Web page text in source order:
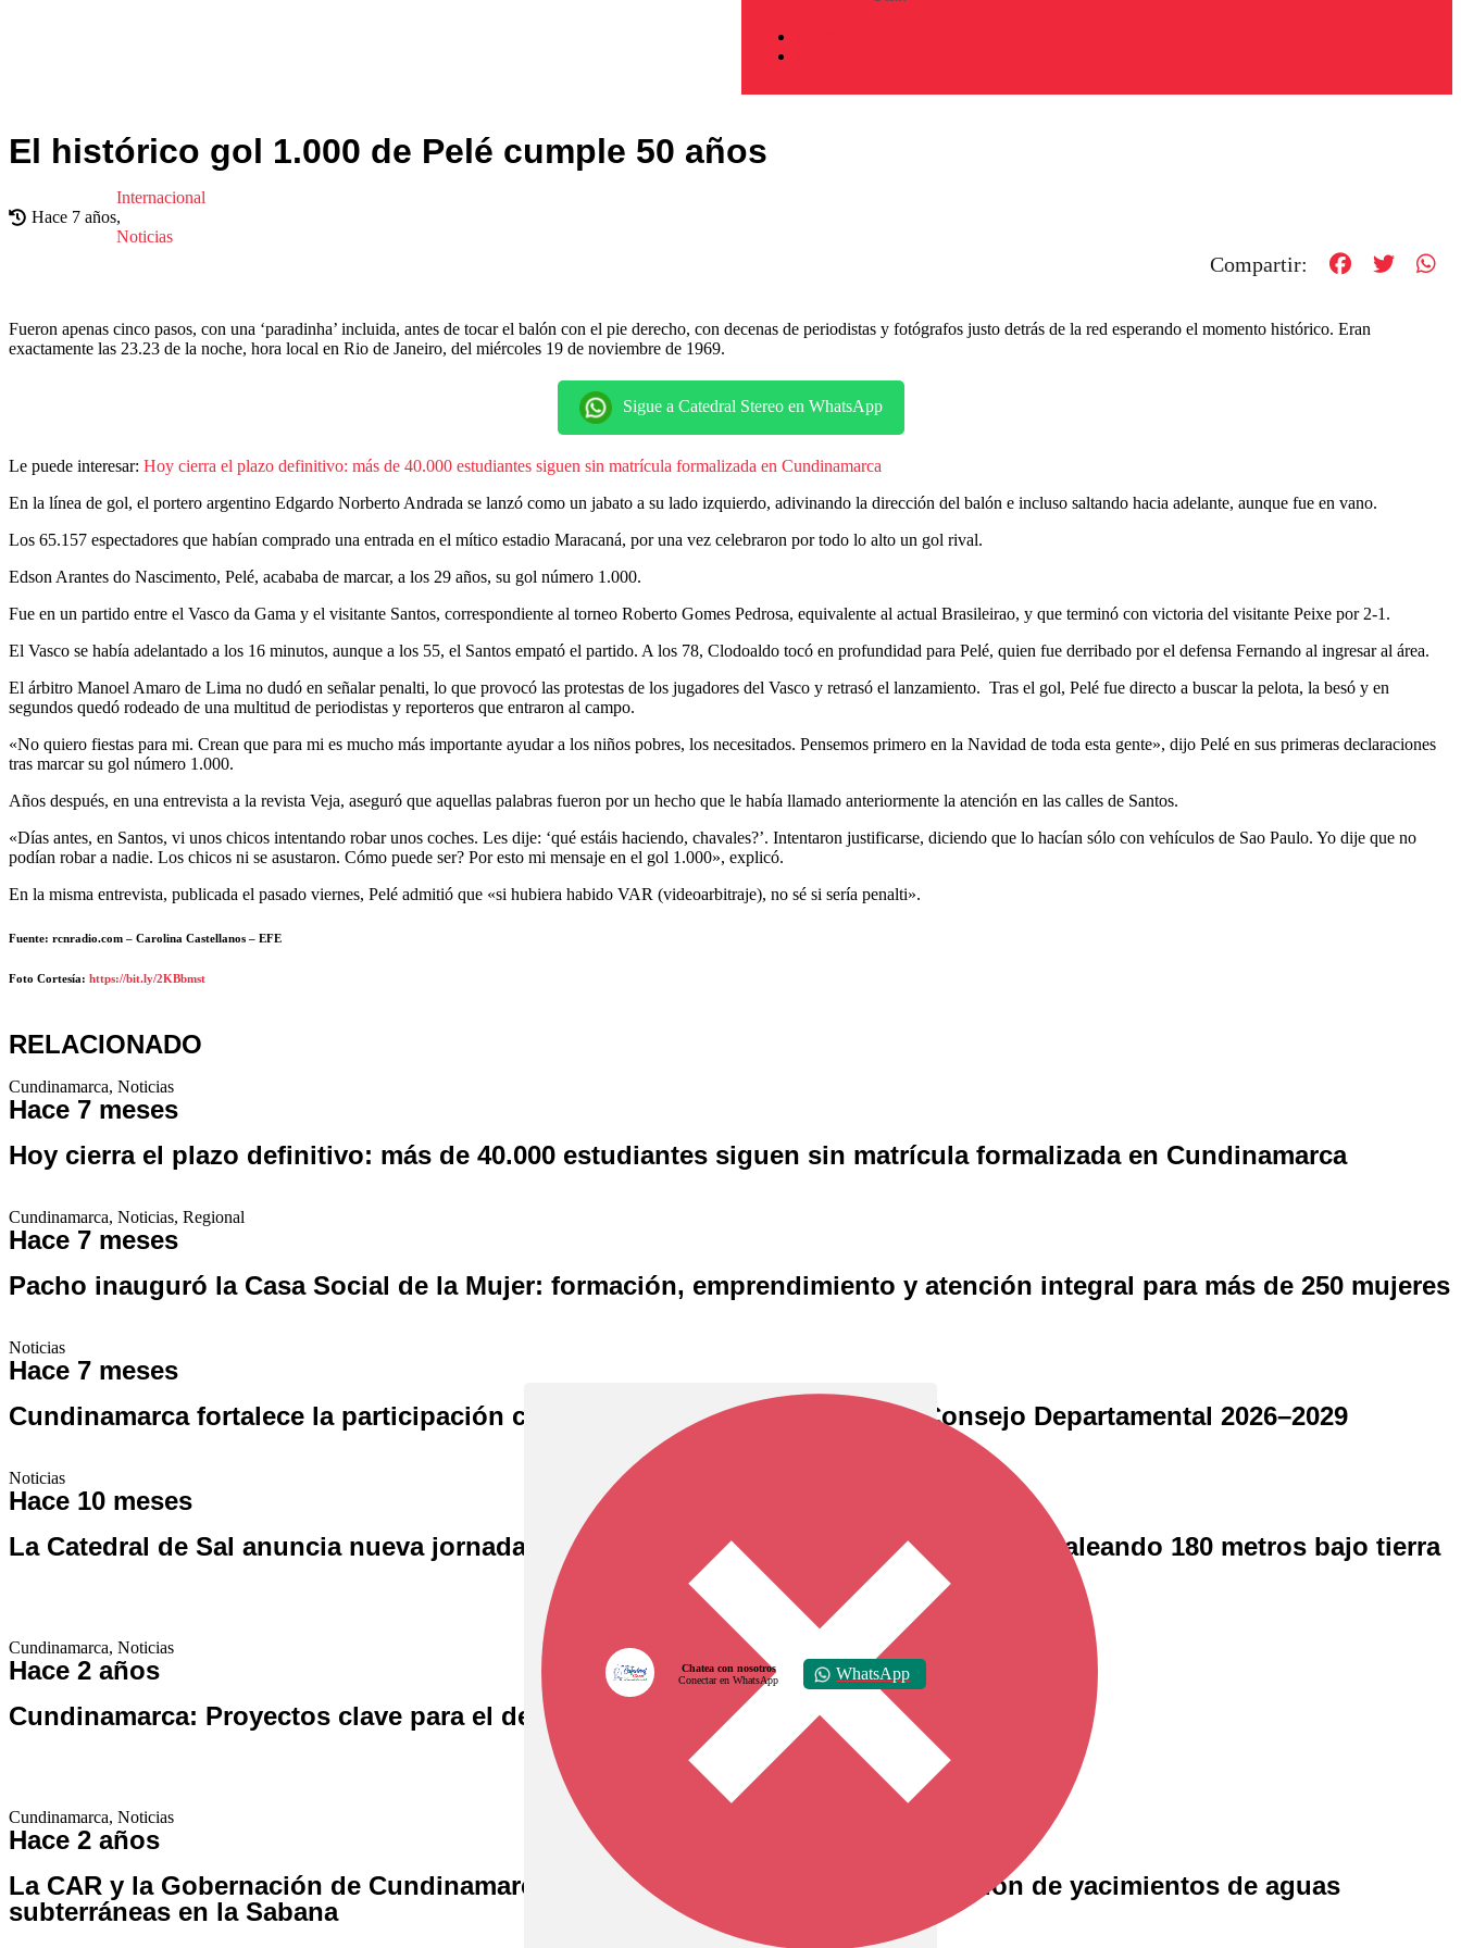
El histórico gol 1.000 de Pelé cumple 50 años
Hace 7 años
Internacional
,
Noticias
Compartir:
Fueron apenas cinco pasos, con una ‘paradinha’ incluida, antes de tocar el balón con el pie derecho, con decenas de periodistas y fotógrafos justo detrás de la red esperando el momento histórico. Eran
exactamente las 23.23 de la noche, hora local en Rio de Janeiro, del miércoles 19 de noviembre de 1969.
Sigue a Catedral Stereo en WhatsApp
Le puede interesar: Hoy cierra el plazo definitivo: más de 40.000 estudiantes siguen sin matrícula formalizada en Cundinamarca
En la línea de gol, el portero argentino Edgardo Norberto Andrada se lanzó como un jabato a su lado izquierdo, adivinando la dirección del balón e incluso saltando hacia adelante, aunque fue en vano.
Los 65.157 espectadores que habían comprado una entrada en el mítico estadio Maracaná, por una vez celebraron por todo lo alto un gol rival.
Edson Arantes do Nascimento, Pelé, acababa de marcar, a los 29 años, su gol número 1.000.
Fue en un partido entre el Vasco da Gama y el visitante Santos, correspondiente al torneo Roberto Gomes Pedrosa, equivalente al actual Brasileirao, y que terminó con victoria del visitante Peixe por 2-1.
El Vasco se había adelantado a los 16 minutos, aunque a los 55, el Santos empató el partido. A los 78, Clodoaldo tocó en profundidad para Pelé, quien fue derribado por el defensa Fernando al ingresar al área.
El árbitro Manoel Amaro de Lima no dudó en señalar penalti, lo que provocó las protestas de los jugadores del Vasco y retrasó el lanzamiento. Tras el gol, Pelé fue directo a buscar la pelota, la besó y en
segundos quedó rodeado de una multitud de periodistas y reporteros que entraron al campo.
«No quiero fiestas para mi. Crean que para mi es mucho más importante ayudar a los niños pobres, los necesitados. Pensemos primero en la Navidad de toda esta gente», dijo Pelé en sus primeras declaraciones
tras marcar su gol número 1.000.
Años después, en una entrevista a la revista Veja, aseguró que aquellas palabras fueron por un hecho que le había llamado anteriormente la atención en las calles de Santos.
«Días antes, en Santos, vi unos chicos intentando robar unos coches. Les dije: ‘qué estáis haciendo, chavales?’. Intentaron justificarse, diciendo que lo hacían sólo con vehículos de Sao Paulo. Yo dije que no
podían robar a nadie. Los chicos ni se asustaron. Cómo puede ser? Por esto mi mensaje en el gol 1.000», explicó.
En la misma entrevista, publicada el pasado viernes, Pelé admitió que «si hubiera habido VAR (videoarbitraje), no sé si sería penalti».
Fuente: rcnradio.com – Carolina Castellanos – EFE
Foto Cortesía: https://bit.ly/2KBbmst
RELACIONADO
Cundinamarca, Noticias
Hace 7 meses
Hoy cierra el plazo definitivo: más de 40.000 estudiantes siguen sin matrícula formalizada en Cundinamarca
Cundinamarca, Noticias, Regional
Hace 7 meses
Pacho inauguró la Casa Social de la Mujer: formación, emprendimiento y atención integral para más de 250 mujeres
Noticias
Hace 7 meses
Cundinamarca fortalece la participación ciudadana con la instalación del Consejo Departamental 2026–2029
Noticias
Hace 10 meses
La Catedral de Sal anuncia nueva jornada de BiciExperiencia este 26 de octubre: pedaleando 180 metros bajo tierra
Cundinamarca, Noticias
Hace 2 años
Cundinamarca: Proyectos clave para el desarrollo en 2025
Cundinamarca, Noticias
Hace 2 años
La CAR y la Gobernación de Cundinamarca inician estudios para la identificación de yacimientos de aguas
subterráneas en la Sabana
Chatea con nosotros
Conectar en WhatsApp
WhatsApp